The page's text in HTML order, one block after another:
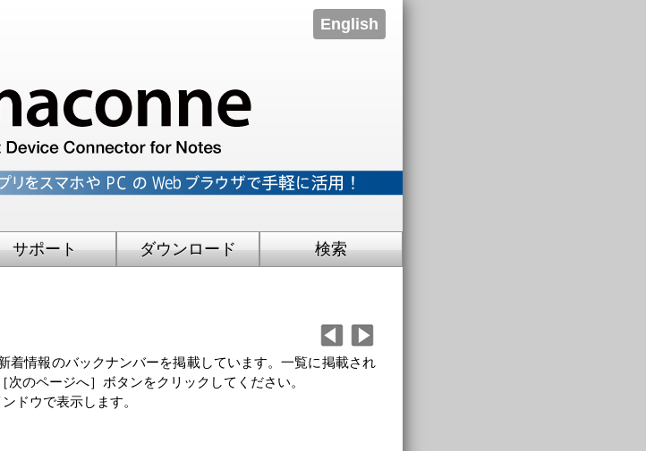
サポート ダウンロード 検索
English
情報のバックナンバーを掲載しています。一覧に掲載され
のページへ］ボタンをクリックしてください。
ドウで表示します。